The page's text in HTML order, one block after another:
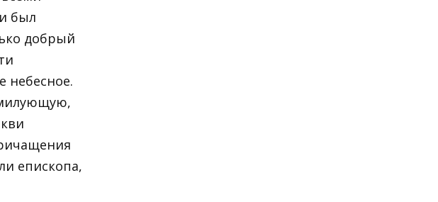
был
добрый
небесное.
епископа,